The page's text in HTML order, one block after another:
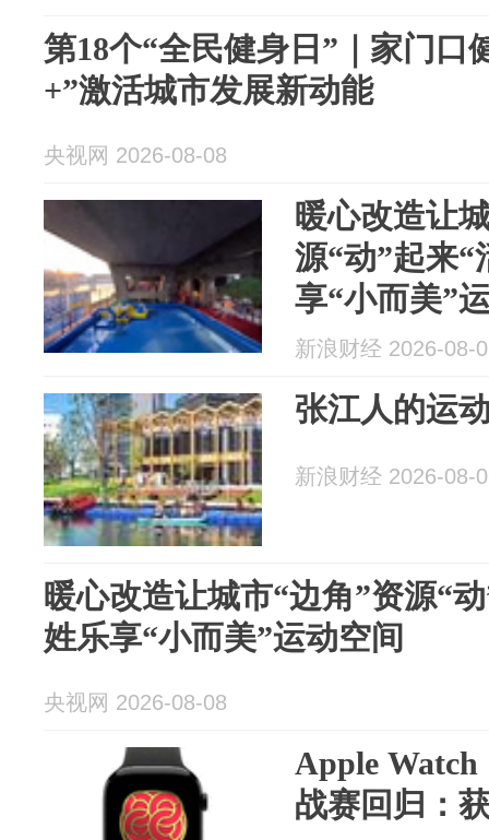
第18个“全民健身日”｜家门口
+”激活城市发展新动能
央视网 2026-08-08
暖心改造让
源“动”起来“
享“小而美”
新浪财经 2026-08-
张江人的运
新浪财经 2026-08-
暖心改造让城市“边角”资源“
姓乐享“小而美”运动空间
央视网 2026-08-08
Apple
战赛回归：